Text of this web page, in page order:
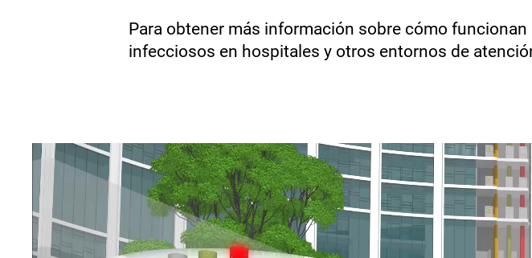
Para obtener más información sobre cómo
infecciosos en hospitales y otros entornos de